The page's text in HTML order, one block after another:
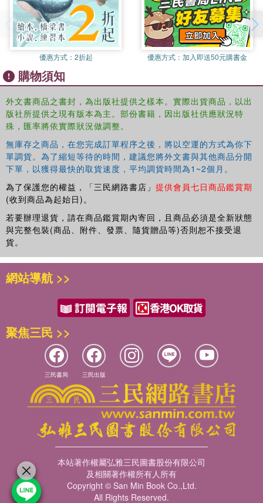
優惠方式： 2折起 優惠方式： 加入即送50元購書金
購物須知
外文書商品之書封，為出版社提供之樣本。實際出貨商品，以出
版社所提供之現有版本為主。部份書籍，因出版社供應狀況特
殊，匯率將依實際狀況做調整。
無庫存之商品，在您完成訂單程序之後，將以空運的方式為你下
單調貨。為了縮短等待的時間，建議您將外文書與其他商品分開
下單，以獲得最快的取貨速度，平均調貨時間為1~2個月。
為了保護您的權益，「三民網路書店」 提供會員七日商品鑑賞期
(收到商品為起始日)。
若要辦理退貨，請在商品鑑賞期內寄回，且商品必須是全新狀態
與完整包裝(商品、附件、發票、隨貨贈品等)否則恕不接受退
貨。
網站導航 >>
聚焦三民 >>
三民書局 三民出版
本站著作權屬弘雅三民圖書股份有限公司
及相關著作權所有人所有
Copyright © San Min Book Co.,Ltd.
All Rights Reserved.